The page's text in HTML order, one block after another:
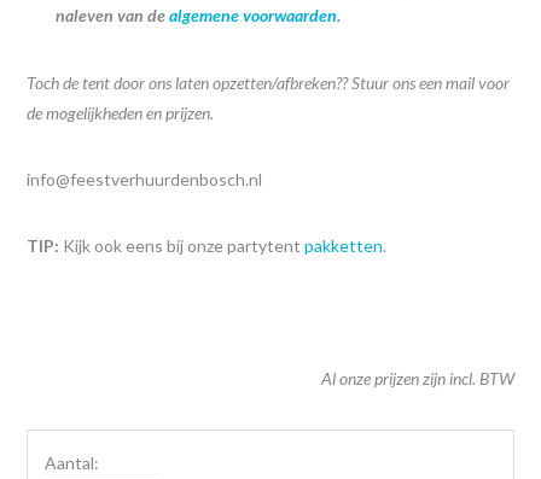
naleven van dealgemene voorwaarden.
Toch de tent door ons laten opzetten/afbreken?? Stuur ons een mail voor
de mogelijkheden en prijzen.
info@feestverhuurdenbosch.nl
TIP: Kijk ook eens bij onze partytent pakketten.
Al onze prijzen zijn incl. BTW
Aantal: